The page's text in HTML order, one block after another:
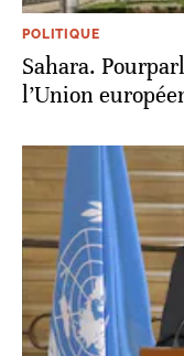
POLITIQUE
Sahara.
l’Union